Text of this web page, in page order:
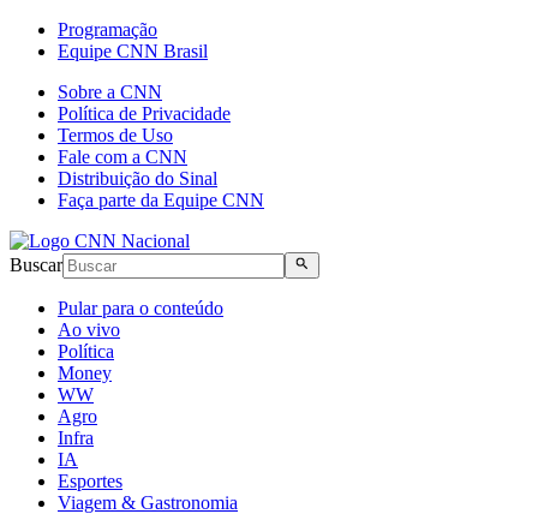
Programação
Equipe CNN Brasil
Sobre a CNN
Política de Privacidade
Termos de Uso
Fale com a CNN
Distribuição do Sinal
Faça parte da Equipe CNN
Buscar
Pular para o conteúdo
Ao vivo
Política
Money
WW
Agro
Infra
IA
Esportes
Viagem & Gastronomia